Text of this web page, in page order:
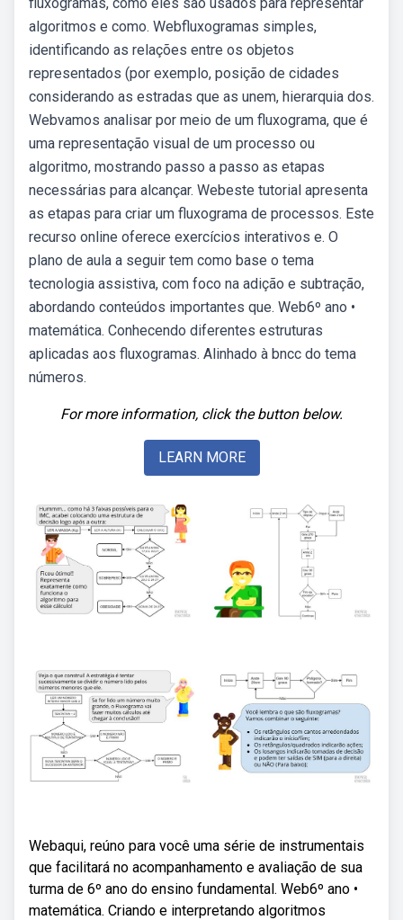
algoritmos e como. Webfluxogramas simples,
identificando as relações entre os objetos
representados (por exemplo, posição de cidades
considerando as estradas que as unem, hierarquia dos.
Webvamos analisar por meio de um fluxograma, que é
uma representação visual de um processo ou
algoritmo, mostrando passo a passo as etapas
necessárias para alcançar. Webeste tutorial apresenta
as etapas para criar um fluxograma de processos. Este
recurso online oferece exercícios interativos e. O
plano de aula a seguir tem como base o tema
tecnologia assistiva, com foco na adição e subtração,
abordando conteúdos importantes que. Web6º ano •
matemática. Conhecendo diferentes estruturas
aplicadas aos fluxogramas. Alinhado à bncc do tema
números.
For more information, click the button below.
LEARN MORE
Webaqui, reúno para você uma série de instrumentais
que facilitará no acompanhamento e avaliação de sua
turma de 6º ano do ensino fundamental. Web6º ano •
matemática. Criando e interpretando algoritmos